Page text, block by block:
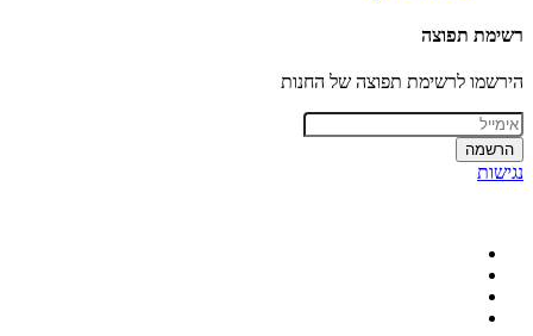
רשימת תפוצה
הירשמו לרשימת תפוצה של החנות
הרשמה
נגישות